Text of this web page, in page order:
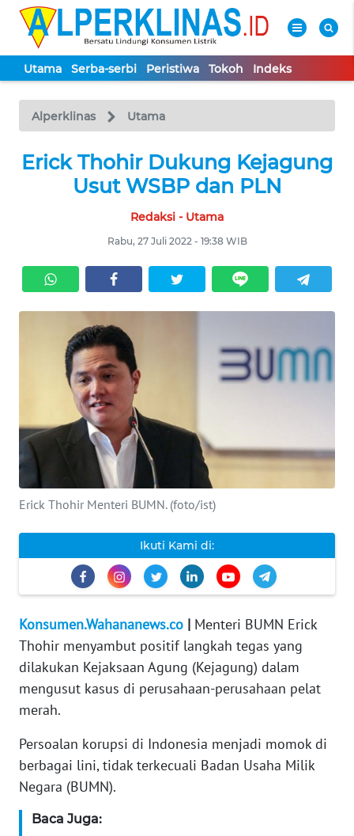
Utama Serba-serbi Peristiwa Tokoh Indeks
Alperklinas Utama
Erick Thohir Dukung Kejagung
Usut WSBP dan PLN
Redaksi - Utama
Rabu, 27 Juli 2022 - 19:38 WIB
Erick Thohir Menteri BUMN. (foto/ist)
Ikuti Kami di:
Konsumen.Wahananews.co | Menteri BUMN Erick
Thohir menyambut positif langkah tegas yang
dilakukan Kejaksaan Agung (Kejagung) dalam
mengusut kasus di perusahaan-perusahaan pelat
merah.
Persoalan korupsi di Indonesia menjadi momok di
berbagai lini, tidak terkecuali Badan Usaha Milik
Negara (BUMN).
Baca Juga:
TV
Tutup
UTAMA
PERISTIWA
TOKOH
KONTAK
KAMI
INFO
TENTANG
PEDOMAN
MEDIA
SIBER
REDAKSI
KARIR
DISCLAIMER
Wahana